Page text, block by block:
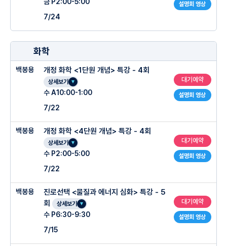
설명회 영상
7/24
화학
백봉용
설명회 영상
개정 화학 <1단원 개념> 특강 - 4회
상세보기
수 A10:00-1:00
7/22
대기예약
백봉용
설명회 영상
개정 화학 <4단원 개념> 특강 - 4회
상세보기
수 P2:00-5:00
7/22
대기예약
백봉용
설명회 영상
진로선택 <물질과 에너지 심화> 특강 - 5
회
상세보기
수 P6:30-9:30
7/15
대기예약